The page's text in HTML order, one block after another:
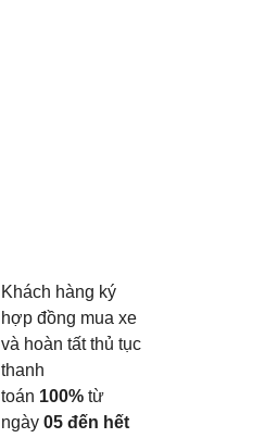
Khách hàng ký
hợp đồng mua xe
và hoàn tất thủ tục
thanh
toán 100% từ
ngày 05 đến hết